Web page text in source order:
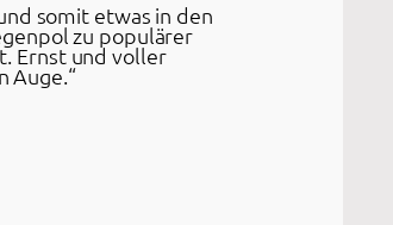
somit etwas in den
zu populärer
Ernst und voller
Auge.“